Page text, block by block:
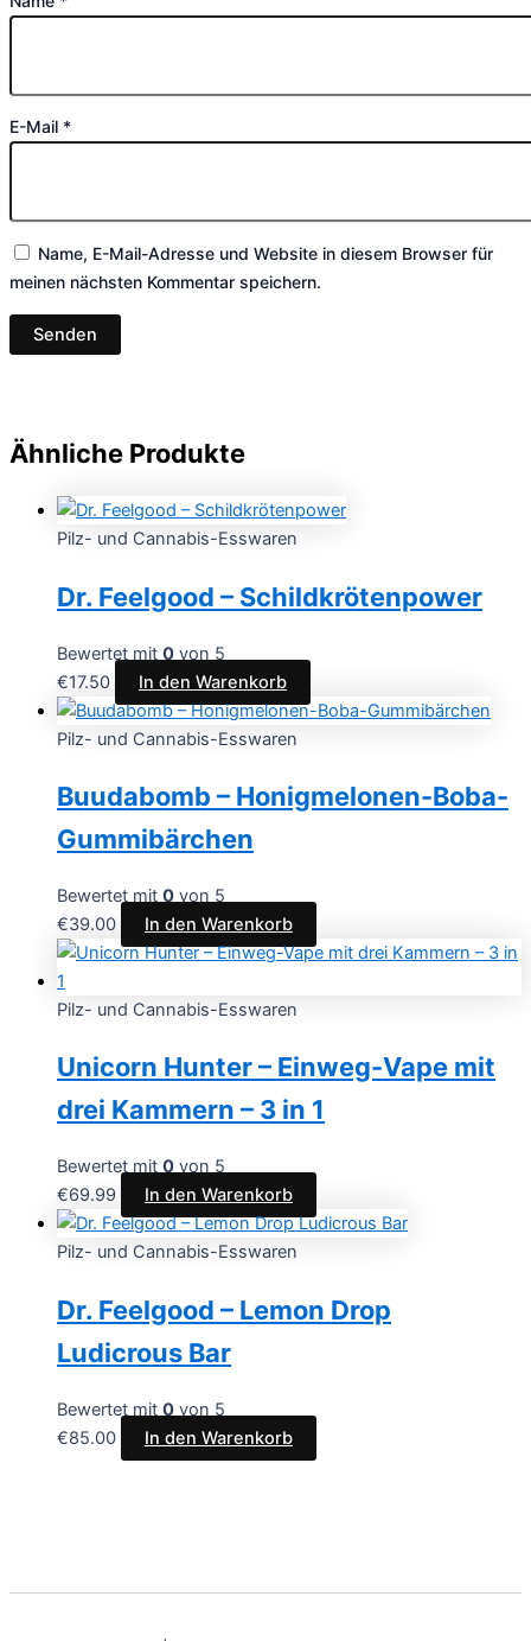
E-Mail *
Name, E-Mail-Adresse und Website in diesem Browser für
meinen nächsten Kommentar speichern.
Ähnliche Produkte
Pilz- und Cannabis-Esswaren
Dr. Feelgood – Schildkrötenpower
Bewertet mit 0 von 5
€17.50 In den Warenkorb
Pilz- und Cannabis-Esswaren
Buudabomb – Honigmelonen-Boba-
Gummibärchen
Bewertet mit 0 von 5
€39.00 In den Warenkorb
Pilz- und Cannabis-Esswaren
Unicorn Hunter – Einweg-Vape mit
drei Kammern – 3 in 1
Bewertet mit 0 von 5
€69.99 In den Warenkorb
Pilz- und Cannabis-Esswaren
Dr. Feelgood – Lemon Drop
Ludicrous Bar
Bewertet mit 0 von 5
€85.00 In den Warenkorb